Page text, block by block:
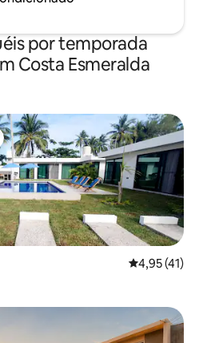
por temporada
Costa Esmeralda
4,95 de uma
4,95 (41)